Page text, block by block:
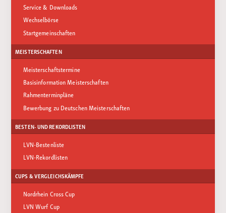
Service & Downloads
Wechselbörse
Startgemeinschaften
MEISTERSCHAFTEN
Meisterschaftstermine
Basisinformation Meisterschaften
Rahmenterminpläne
Bewerbung zu Deutschen Meisterschaften
BESTEN- UND REKORDLISTEN
LVN-Bestenliste
LVN-Rekordlisten
CUPS & VERGLEICHSKÄMPFE
Nordrhein Cross Cup
LVN Wurf Cup